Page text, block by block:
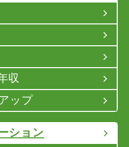
収
ップ
ション